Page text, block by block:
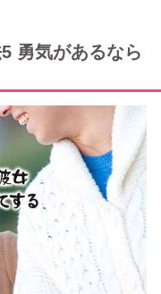
勇気があるなら